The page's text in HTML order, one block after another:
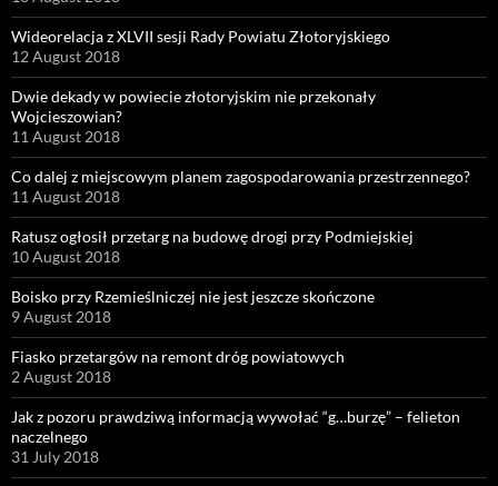
Wideorelacja z XLVII sesji Rady Powiatu Złotoryjskiego
12 August 2018
Dwie dekady w powiecie złotoryjskim nie przekonały
Wojcieszowian?
11 August 2018
Co dalej z miejscowym planem zagospodarowania przestrzennego?
11 August 2018
Ratusz ogłosił przetarg na budowę drogi przy Podmiejskiej
10 August 2018
Boisko przy Rzemieślniczej nie jest jeszcze skończone
9 August 2018
Fiasko przetargów na remont dróg powiatowych
2 August 2018
Jak z pozoru prawdziwą informacją wywołać “g…burzę” – felieton
naczelnego
31 July 2018